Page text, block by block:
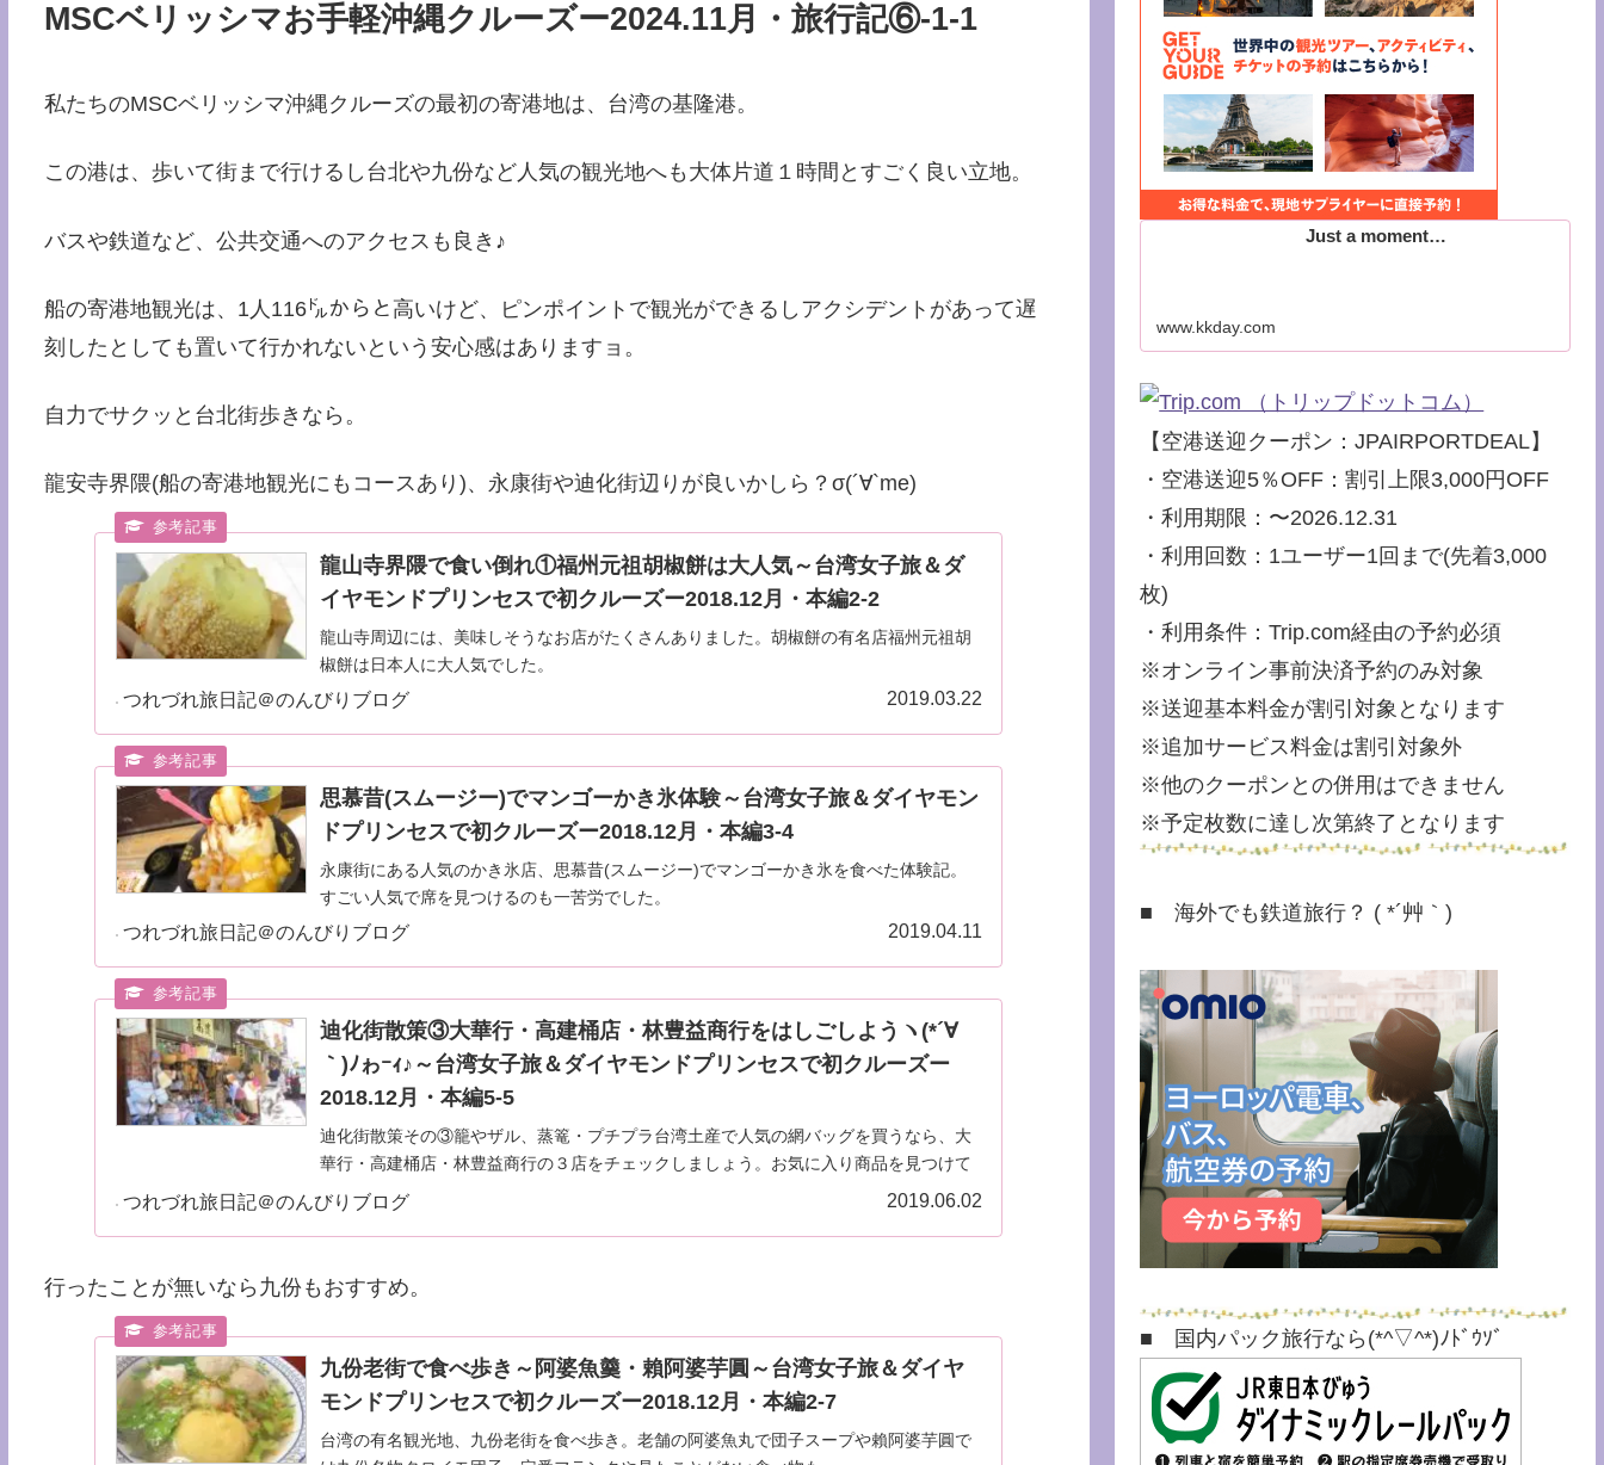
MSCベリッシマお手軽沖縄クルーズー2024.11月・旅行記⑥-1-1
私たちのMSCベリッシマ沖縄クルーズの最初の寄港地は、台湾の基隆港。
この港は、歩いて街まで行けるし台北や九份など人気の観光地へも大体片道１時間とすごく良い立地。
バスや鉄道など、公共交通へのアクセスも良き♪
船の寄港地観光は、1人116㌦からと高いけど、ピンポイントで観光ができるしアクシデントがあって遅
刻したとしても置いて行かれないという安心感はありますョ。
自力でサクッと台北街歩きなら。
龍安寺界隈(船の寄港地観光にもコースあり)、永康街や迪化街辺りが良いかしら？σ(´∀`me)
龍山寺界隈で食い倒れ①福州元祖胡椒餅は大人気～台湾女子旅＆ダ
イヤモンドプリンセスで初クルーズー2018.12月・本編2-2
龍山寺周辺には、美味しそうなお店がたくさんありました。胡椒餅の有名店福州元祖胡
椒餅は日本人に大人気でした。
つれづれ旅日記＠のんびりブログ 2019.03.22
思慕昔(スムージー)でマンゴーかき氷体験～台湾女子旅＆ダイヤモン
ドプリンセスで初クルーズー2018.12月・本編3-4
永康街にある人気のかき氷店、思慕昔(スムージー)でマンゴーかき氷を食べた体験記。
すごい人気で席を見つけるのも一苦労でした。
つれづれ旅日記＠のんびりブログ 2019.04.11
迪化街散策③大華行・高建桶店・林豊益商行をはしごしようヽ(*´∀
｀)ﾉゎｰｨ♪～台湾女子旅＆ダイヤモンドプリンセスで初クルーズー
2018.12月・本編5-5
迪化街散策その③籠やザル、蒸篭・プチプラ台湾土産で人気の網バッグを買うなら、大
華行・高建桶店・林豊益商行の３店をチェックしましょう。お気に入り商品を見つけて
くださいね♪
つれづれ旅日記＠のんびりブログ 2019.06.02
行ったことが無いなら九份もおすすめ。
九份老街で食べ歩き～阿婆魚羹・賴阿婆芋圓～台湾女子旅＆ダイヤ
モンドプリンセスで初クルーズー2018.12月・本編2-7
台湾の有名観光地、九份老街を食べ歩き。老舗の阿婆魚丸で団子スープや賴阿婆芋圓で
Just a moment…
www.kkday.com
【空港送迎クーポン：JPAIRPORTDEAL】
・空港送迎5％OFF：割引上限3,000円OFF
・利用期限：〜2026.12.31
・利用回数：1ユーザー1回まで(先着3,000
枚)
・利用条件：Trip.com経由の予約必須
※オンライン事前決済予約のみ対象
※送迎基本料金が割引対象となります
※追加サービス料金は割引対象外
※他のクーポンとの併用はできません
※予定枚数に達し次第終了となります
■ 海外でも鉄道旅行？ ( *´艸｀)
■ 国内パック旅行なら(*^▽^*)ﾉﾄﾞｳｿﾞ